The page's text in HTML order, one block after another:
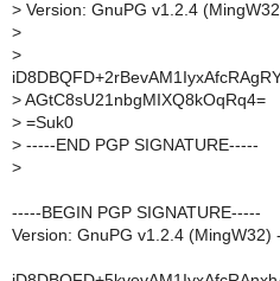
> Version: GnuPG v1.2.4
>
>
> AGtC8sU21nbgMIXQ8kOqRq4=
> =Suk0
> -----END PGP SIGNATURE-----
>
-----BEGIN PGP SIGNATURE-----
Version: GnuPG v1.2.4 (MingW32)